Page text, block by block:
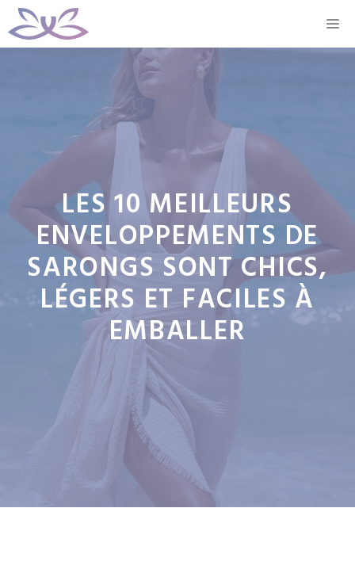
Aller
au
LES 10 MEILLEURS
ENVELOPPEMENTS DE
SARONGS SONT CHICS,
LÉGERS ET FACILES À
EMBALLER